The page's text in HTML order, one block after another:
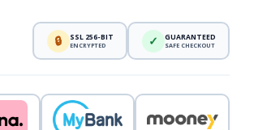
🔒 SSL 256-BIT
ENCRYPTED ✓ GUARANTEED
SAFE CHECKOUT